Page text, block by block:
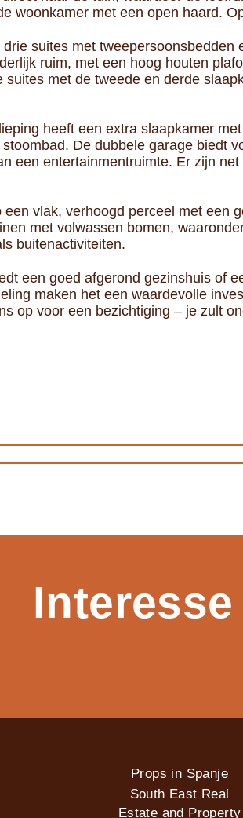
woonkamer met een open haard.
drie suites met
ruim, met een hoog houten
suites met de tweede en derde
heeft een extra slaapkamer
De dubbele garage biedt
een entertainmentruimte. Er zijn
een vlak, verhoogd perceel met een
met volwassen bomen,
buitenactiviteiten.
een goed afgerond gezinshuis of
maken het een waardevolle
op voor een bezichtiging – je zult
Props in Spanje
South East Real
Estate and Property